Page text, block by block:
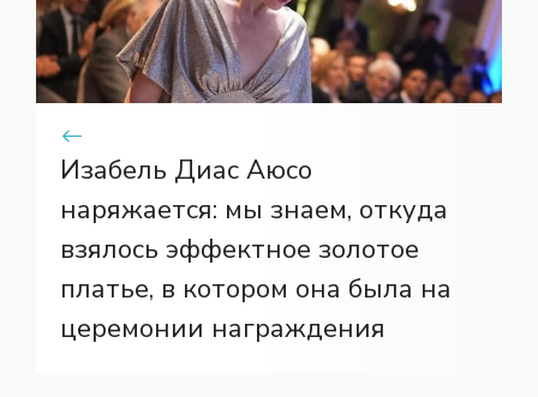
Изабель Диас Аюсо
наряжается: мы знаем, откуда
взялось эффектное золотое
платье, в котором она была на
церемонии награждения